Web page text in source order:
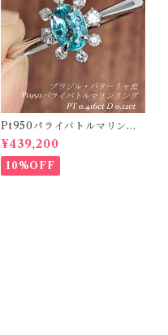
Pt950パライバトルマリンリ
ング ブラジル・バターリャ産
パライバトルマリン 0.416ct
ダイヤモンド 0.12ct【PRO2
07538】
¥439,200
10%OFF